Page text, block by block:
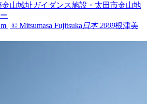
金山城址ガイダンス施設・太田市金山地
日本 2009根津美